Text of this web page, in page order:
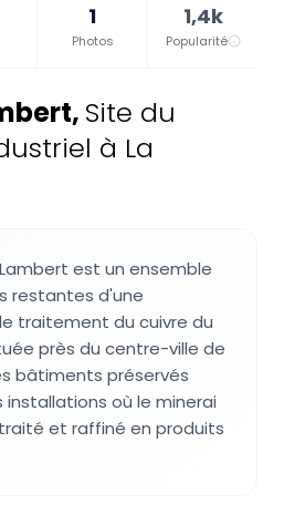
1
Photos
1,4k
Popularité
, Site du
à La
est un ensemble
restantes d'une
traitement du cuivre du
près du centre-ville de
bâtiments préservés
où le minerai
et raffiné en produits